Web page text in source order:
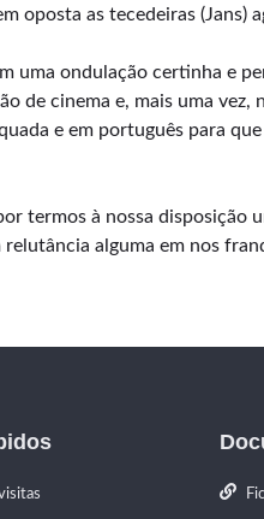
oposta as tecedeiras (Jans)
uma ondulação certinha e
de cinema e, mais uma vez,
e em português para
termos à nossa disposição
alguma em nos